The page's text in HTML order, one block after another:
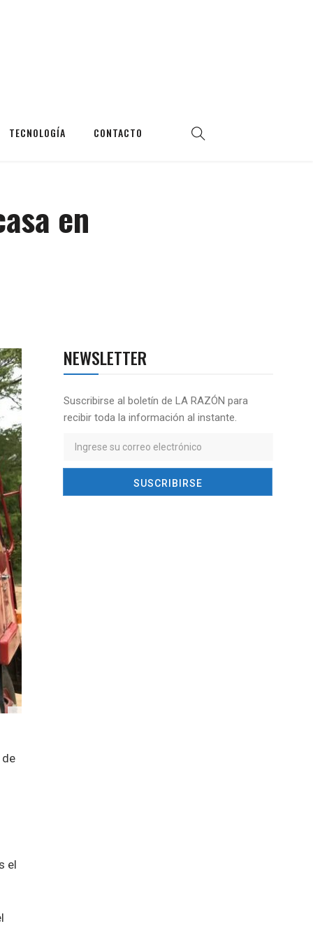
TECNOLOGÍA CONTACTO
en
el
NEWSLETTER
Suscribirse al boletín de LA RAZÓN para
recibir toda la información al instante.